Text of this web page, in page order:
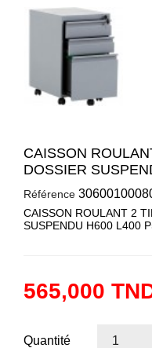
CAISSON
DOSSIER
Référence
CAISSON ROULANT 2
SUSPENDU H600 L400
565,000
Quantité